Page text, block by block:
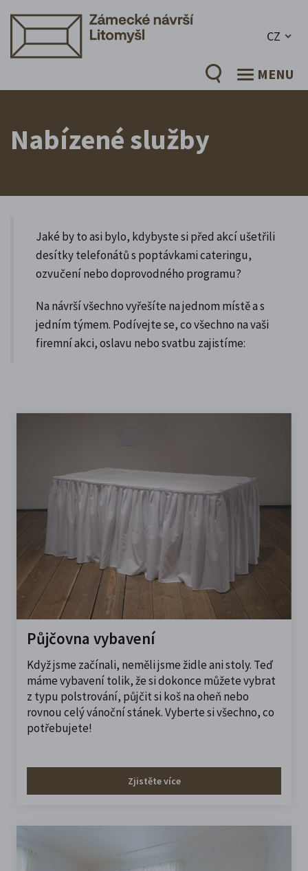
CZ
MENU
Nabízené služby
Jaké by to asi bylo, kdybyste si před akcí ušetřili
desítky telefonátů s poptávkami cateringu,
ozvučení nebo doprovodného programu?
Na návrší všechno vyřešíte na jednom místě a s
jedním týmem. Podívejte se, co všechno na vaši
firemní akci, oslavu nebo svatbu zajistíme:
Půjčovna vybavení
Když jsme začínali, neměli jsme židle ani stoly. Teď
máme vybavení tolik, že si dokonce můžete vybrat
z typu polstrování, půjčit si koš na oheň nebo
rovnou celý vánoční stánek. Vyberte si všechno, co
potřebujete!
Zjistěte více